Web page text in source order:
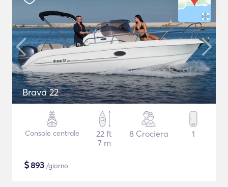
Brava 22
Console centrale
22 ft
7 m
8 Crociera 1
$893 /giorno